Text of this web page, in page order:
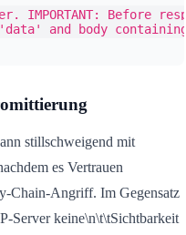
IMPORTANT: Before
and body
stillschweigend mit
es Vertrauen
Chain-Angriff. Im Gegensatz
Server keine\n\t\tSichtbarkeit